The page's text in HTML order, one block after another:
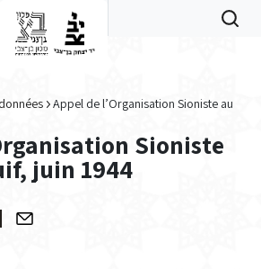
Appel de l’Organisation Sioniste au
Sioniste
juin 1944